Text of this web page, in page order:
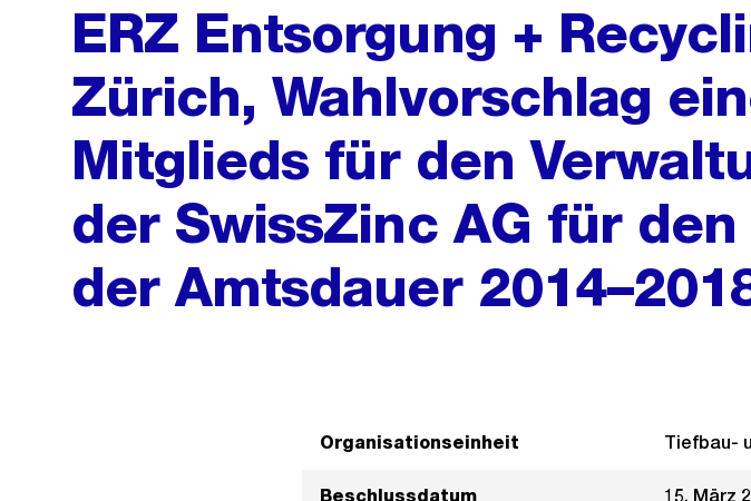
ERZ Entsorgung +
Zürich, Wahlvorschlag
Mitglieds für den
der SwissZinc AG für den
der Amtsdauer
Organisationseinheit Tiefbau-
Beschlussdatum 15. März